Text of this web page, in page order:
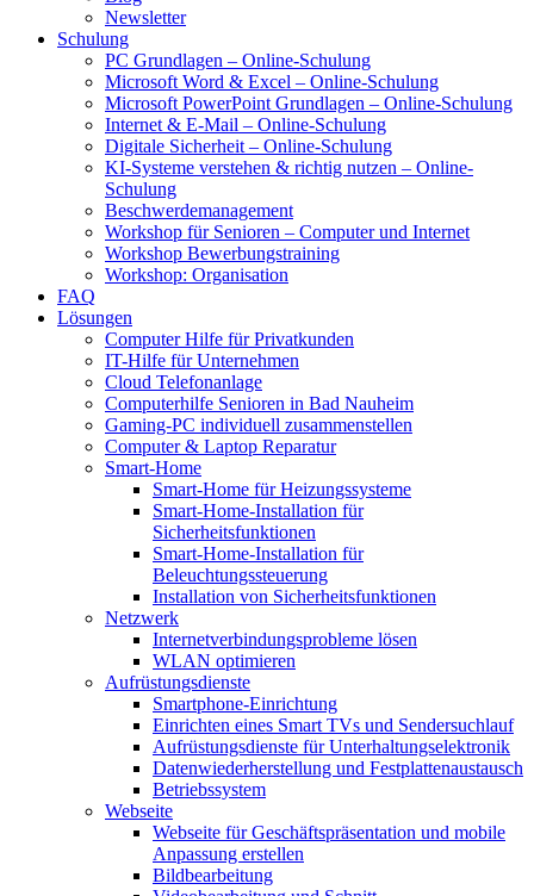
Newsletter
Schulung
PC Grundlagen – Online-Schulung
Microsoft Word & Excel – Online-Schulung
Microsoft PowerPoint Grundlagen – Online-Schulung
Internet & E-Mail – Online-Schulung
Digitale Sicherheit – Online-Schulung
KI-Systeme verstehen & richtig nutzen – Online-
Schulung
Beschwerdemanagement
Workshop für Senioren – Computer und Internet
Workshop Bewerbungstraining
Workshop: Organisation
FAQ
Lösungen
Computer Hilfe für Privatkunden
IT-Hilfe für Unternehmen
Cloud Telefonanlage
Computerhilfe Senioren in Bad Nauheim
Gaming-PC individuell zusammenstellen
Computer & Laptop Reparatur
Smart-Home
Smart-Home für Heizungssysteme
Smart-Home-Installation für
Sicherheitsfunktionen
Smart-Home-Installation für
Beleuchtungssteuerung
Installation von Sicherheitsfunktionen
Netzwerk
Internetverbindungsprobleme lösen
WLAN optimieren
Aufrüstungsdienste
Smartphone-Einrichtung
Einrichten eines Smart TVs und Sendersuchlauf
Aufrüstungsdienste für Unterhaltungselektronik
Datenwiederherstellung und Festplattenaustausch
Betriebssystem
Webseite
Webseite für Geschäftspräsentation und mobile
Anpassung erstellen
Bildbearbeitung